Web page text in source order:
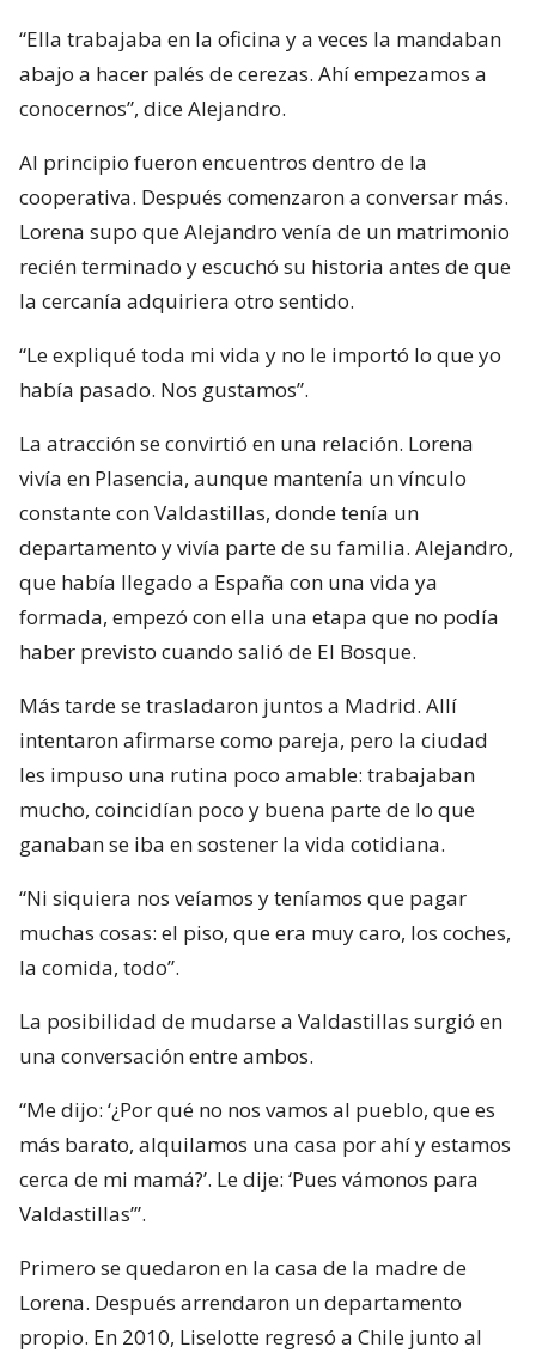
“Ella trabajaba en la oficina y a veces la mandaban
abajo a hacer palés de cerezas. Ahí empezamos a
conocernos”, dice Alejandro.
Al principio fueron encuentros dentro de la
cooperativa. Después comenzaron a conversar más.
Lorena supo que Alejandro venía de un matrimonio
recién terminado y escuchó su historia antes de que
la cercanía adquiriera otro sentido.
“Le expliqué toda mi vida y no le importó lo que yo
había pasado. Nos gustamos”.
La atracción se convirtió en una relación. Lorena
vivía en Plasencia, aunque mantenía un vínculo
constante con Valdastillas, donde tenía un
departamento y vivía parte de su familia. Alejandro,
que había llegado a España con una vida ya
formada, empezó con ella una etapa que no podía
haber previsto cuando salió de El Bosque.
Más tarde se trasladaron juntos a Madrid. Allí
intentaron afirmarse como pareja, pero la ciudad
les impuso una rutina poco amable: trabajaban
mucho, coincidían poco y buena parte de lo que
ganaban se iba en sostener la vida cotidiana.
“Ni siquiera nos veíamos y teníamos que pagar
muchas cosas: el piso, que era muy caro, los coches,
la comida, todo”.
La posibilidad de mudarse a Valdastillas surgió en
una conversación entre ambos.
“Me dijo: ‘¿Por qué no nos vamos al pueblo, que es
más barato, alquilamos una casa por ahí y estamos
cerca de mi mamá?’. Le dije: ‘Pues vámonos para
Valdastillas’”.
Primero se quedaron en la casa de la madre de
Lorena. Después arrendaron un departamento
propio. En 2010, Liselotte regresó a Chile junto al